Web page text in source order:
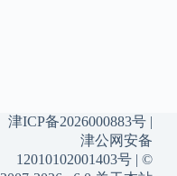
津ICP备2026000883号 |
津公网安备
12010102001403号 | ©